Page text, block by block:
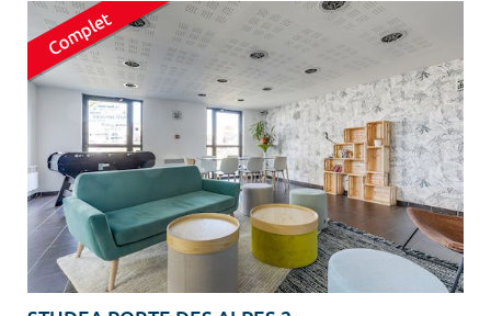
m²
Type de location
Colocation
Votre date d'entrée